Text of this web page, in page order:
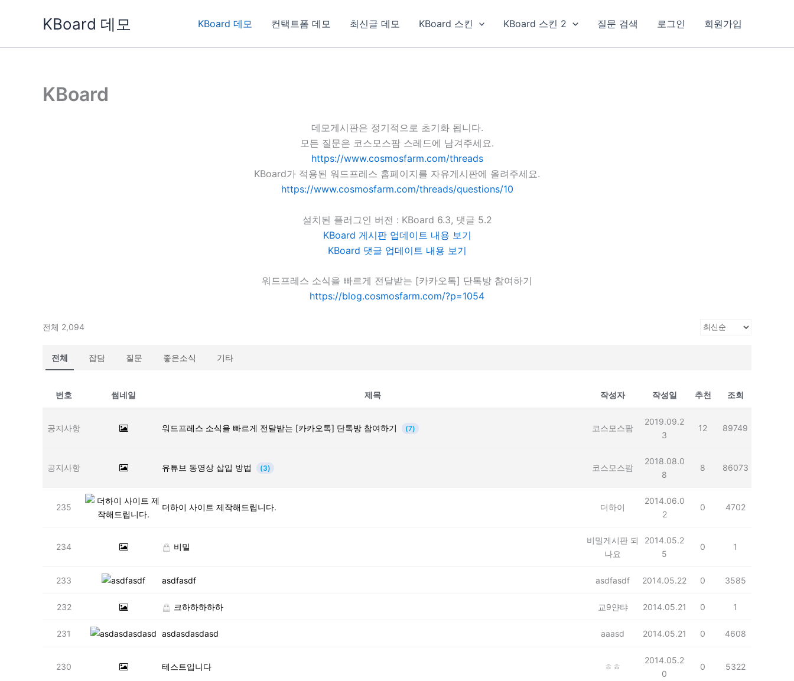
KBoard 데모 KBoard 데모 컨택트폼 데모 최신글 데모 KBoard 스킨 KBoard 스킨 2 질문 검색 로그인 회원가입
KBoard
데모게시판은 정기적으로 초기화 됩니다.
모든 질문은 코스모스팜 스레드에 남겨주세요.
https://www.cosmosfarm.com/threads
KBoard가 적용된 워드프레스 홈페이지를 자유게시판에 올려주세요.
https://www.cosmosfarm.com/threads/questions/10
설치된 플러그인 버전 : KBoard 6.3, 댓글 5.2
KBoard 게시판 업데이트 내용 보기
KBoard 댓글 업데이트 내용 보기
워드프레스 소식을 빠르게 전달받는 [카카오톡] 단톡방 참여하기
https://blog.cosmosfarm.com/?p=1054
전체 2,094
전체 잡담 질문 좋은소식 기타
번호 썸네일 제목 작성자 작성일 추천 조회
공지사항 워드프레스 소식을 빠르게 전달받는 [카카오톡] 단톡방 참여하기 (7) 코스모스팜
2019.09.2
3
12 89749
공지사항 유튜브 동영상 삽입 방법 (3) 코스모스팜
2018.08.0
8
8 86073
235 더하이 사이트 제작해드립니다. 더하이
2014.06.0
2
0 4702
234 비밀
비밀게시판 되
나요
2014.05.2
5
0 1
233 asdfasdf asdfasdf 2014.05.22 0 3585
232 크하하하하하 교9얀탸 2014.05.21 0 1
231 asdasdasdasd aaasd 2014.05.21 0 4608
230 테스트입니다 ㅎㅎ
2014.05.2
0
0 5322